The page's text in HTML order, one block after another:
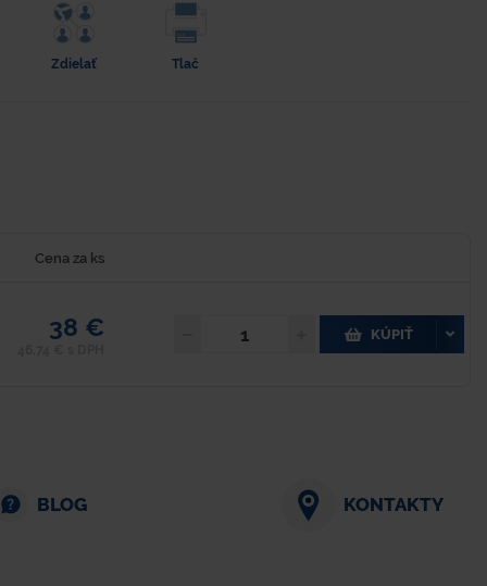
Zdielať Tlač
Cena za ks
38 € KÚPIŤ
BLOG KONTAKTY